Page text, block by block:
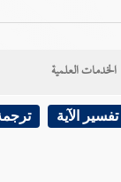
الخدمات العلمية
تفسير الآية